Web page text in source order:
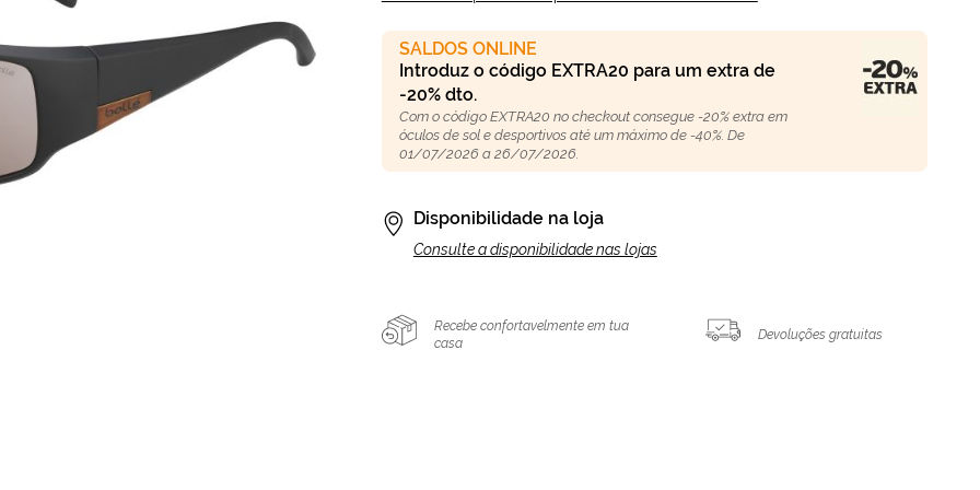
SALDOS ONLINE
Introduz o código EXTRA20 para um extra de
-20% dto.
Com o código EXTRA20 no checkout consegue -20% extra em
óculos de sol e desportivos até um máximo de -40%. De
01/07/2026 a 26/07/2026.
Disponibilidade na loja
Consulte a disponibilidade nas lojas
Recebe confortavelmente em tua
casa
Devoluções gratuitas